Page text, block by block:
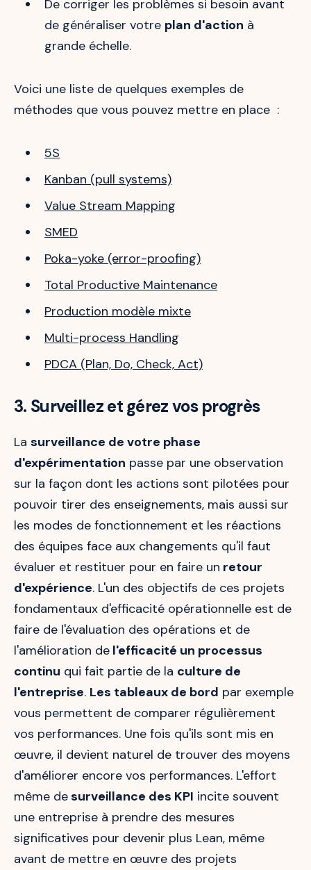
De corriger les problèmes si besoin avant
de généraliser votre plan d'action à
grande échelle.
Voici une liste de quelques exemples de
méthodes que vous pouvez mettre en place :
5S
Kanban (pull systems)
Value Stream Mapping
SMED
Poka-yoke (error-proofing)
Total Productive Maintenance
Production modèle mixte
Multi-process Handling
PDCA (Plan, Do, Check, Act)
3. Surveillez et gérez vos progrès
La surveillance de votre phase
d'expérimentation passe par une observation
sur la façon dont les actions sont pilotées pour
pouvoir tirer des enseignements, mais aussi sur
les modes de fonctionnement et les réactions
des équipes face aux changements qu'il faut
évaluer et restituer pour en faire un retour
d'expérience. L'un des objectifs de ces projets
fondamentaux d'efficacité opérationnelle est de
faire de l'évaluation des opérations et de
l'amélioration de l'efficacité un processus
continu qui fait partie de la culture de
l'entreprise. Les tableaux de bord par exemple
vous permettent de comparer régulièrement
vos performances. Une fois qu'ils sont mis en
œuvre, il devient naturel de trouver des moyens
d'améliorer encore vos performances. L'effort
même desurveillance des KPI incite souvent
une entreprise à prendre des mesures
significatives pour devenir plus Lean, même
avant de mettre en œuvre des projets